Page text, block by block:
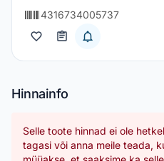
4316734005737
Hinnainfo
Selle toote hinnad ei ole
tagasi või anna meile teada,